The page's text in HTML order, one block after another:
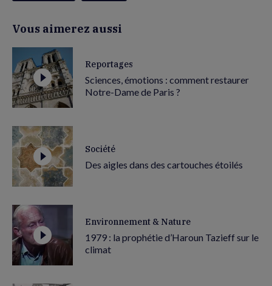
Vous aimerez aussi
Reportages
Sciences, émotions : comment restaurer
Notre-Dame de Paris ?
Société
Des aigles dans des cartouches étoilés
Environnement & Nature
1979 : la prophétie d’Haroun Tazieff sur le
climat